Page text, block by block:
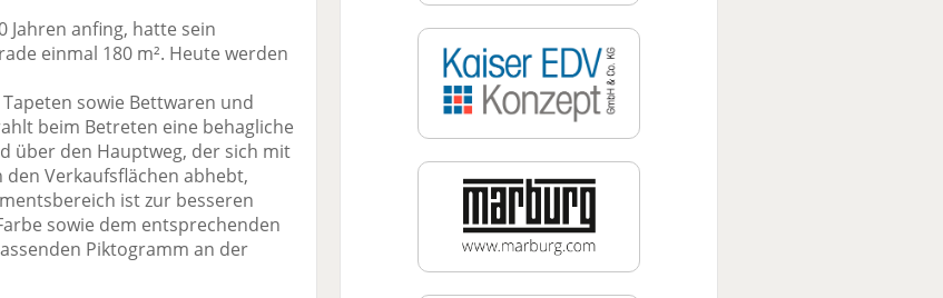
anfing, hatte sein
einmal 180 m². Heute werden
sowie Bettwaren und
beim Betreten eine behagliche
über den Hauptweg, der sich mit
Verkaufsflächen abhebt,
ist zur besseren
sowie dem entsprechenden
Piktogramm an der